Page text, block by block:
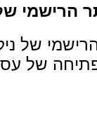
הרישמי
של
של